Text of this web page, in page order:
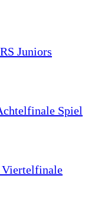
Juniors
Spiel
Viertelfinale